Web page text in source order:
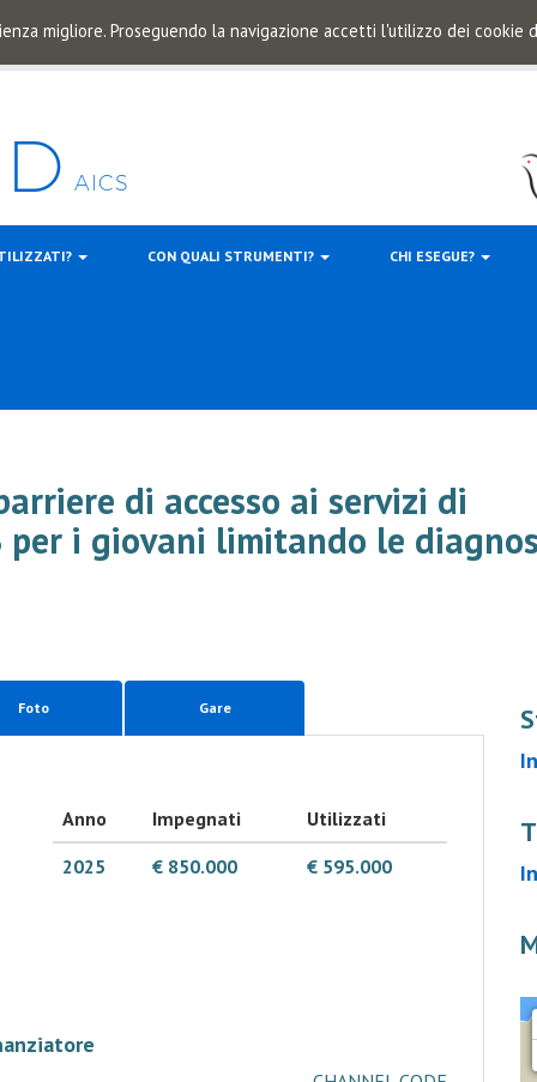
migliore. Proseguendo la navigazione accetti l'utilizzo dei cookie
CON QUALI STRUMENTI? CHI ESEGUE?
di accesso ai servizi di
per i giovani limitando le
Foto Gare
Anno Impegnati
Utilizzati
2025
€ 850.000 € 595.000